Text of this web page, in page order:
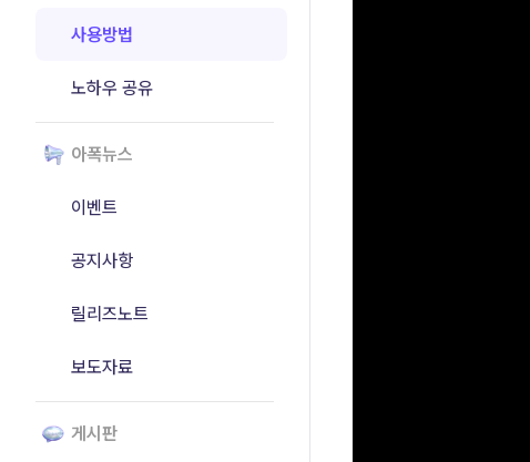
사용방법
노하우 공유
아폭뉴스
이벤트
공지사항
릴리즈노트
보도자료
게시판